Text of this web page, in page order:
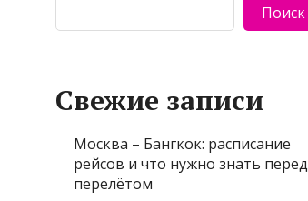
Поиск
Свежие записи
Москва – Бангкок: расписание
рейсов и что нужно знать перед
перелётом